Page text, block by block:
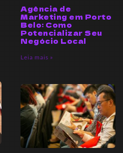
Agência de
Marketing em Porto
Belo: Como
Potencializar Seu
Negócio Local
Leia mais »